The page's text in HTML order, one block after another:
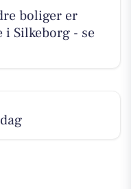
boliger er
i Silkeborg - se